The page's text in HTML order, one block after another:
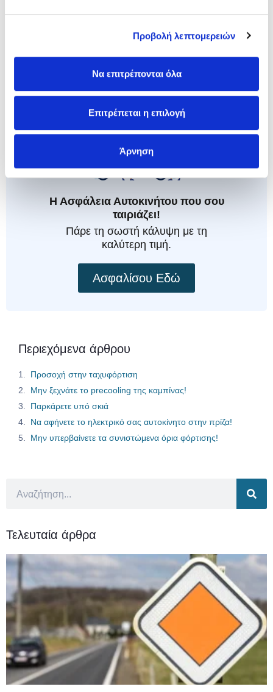
Προβολή λεπτομερειών
Να επιτρέπονται όλα
Επιτρέπεται η επιλογή
Άρνηση
ποσοστό της μπαταρίας!
Πέρα από συμβουλές για τα ηλεκτρικά αυτοκίνητα, το
ασφάλεια ηλεκτρικού αυτοκινήτου, μέσα σε 1 λεπτό από
οποιαδήποτε συσκευή έχει πρόσβαση στο ίντερνετ!
Η Ασφάλεια Αυτοκινήτου που σου
ταιριάζει!
Πάρε τη σωστή κάλυψη με τη
καλύτερη τιμή.
Ασφαλίσου Εδώ
Περιεχόμενα άρθρου
Προσοχή στην ταχυφόρτιση
Μην ξεχνάτε το precooling της καμπίνας!
Παρκάρετε υπό σκιά
Να αφήνετε το ηλεκτρικό σας αυτοκίνητο στην πρίζα!
Μην υπερβαίνετε τα συνιστώμενα όρια φόρτισης!
Τελευταία άρθρα